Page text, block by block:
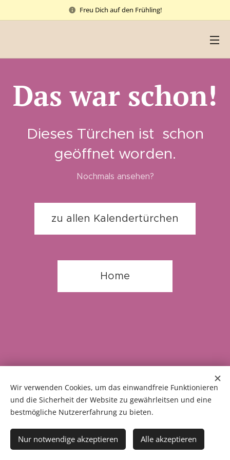
Freu Dich auf den Frühling!
Das war schon!
Dieses Türchen ist schon
geöffnet worden.
Nochmals ansehen?
zu allen Kalendertürchen
Home
© 2026 fliessendeslicht.de
Wechselnde Pfade. Schatten und Licht. Alles ist Gnade.
Fürchte dich nicht.
Cookies
Wir verwenden Cookies, um das einwandfreie Funktionieren
und die Sicherheit der Website zu gewährleitsen und eine
bestmögliche Nutzererfahrung zu bieten.
Nur notwendige akzeptieren Alle akzeptieren